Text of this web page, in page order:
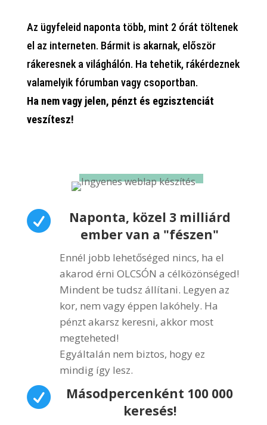
Az ügyfeleid naponta több, mint 2 órát töltenek
el az interneten. Bármit is akarnak, először
rákeresnek a világhálón. Ha tehetik, rákérdeznek
valamelyik fórumban vagy csoportban.
Ha nem vagy jelen, pénzt és egzisztenciát
veszítesz!

Naponta, közel 3 milliárd
ember van a "fészen"
Ennél jobb lehetőséged nincs, ha el
akarod érni OLCSÓN a célközönséged!
Mindent be tudsz állítani. Legyen az
kor, nem vagy éppen lakóhely. Ha
pénzt akarsz keresni, akkor most
megteheted!
Egyáltalán nem biztos, hogy ez
mindig így lesz.

Másodpercenként 100 000
keresés!